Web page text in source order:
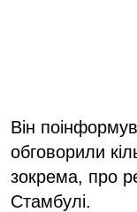
Він
обговорили
зокрема, про
Стамбулі.